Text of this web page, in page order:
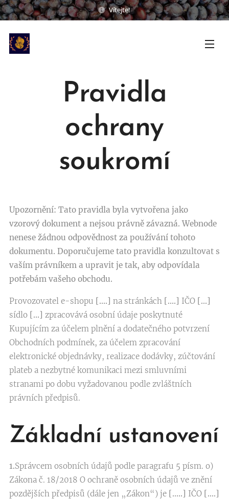
Vítejte!
Pravidla
ochrany
soukromí
Upozornění: Tato pravidla byla vytvořena jako
vzorový dokument a nejsou právně závazná. Webnode
nenese žádnou odpovědnost za používání tohoto
dokumentu. Doporučujeme tato pravidla konzultovat s
vaším právníkem a upravit je tak, aby odpovídala
potřebám vašeho obchodu.
Provozovatel e-shopu [….] na stránkách [….] IČO […]
sídlo […] zpracovává osobní údaje poskytnuté
Kupujícím za účelem plnění a dodatečného potvrzení
Obchodních podmínek, za účelem zpracování
elektronické objednávky, realizace dodávky, zúčtování
plateb a nezbytné komunikaci mezi smluvními
stranami po dobu vyžadovanou podle zvláštních
právních předpisů.
Základní ustanovení
1.Správcem osobních údajů podle paragrafu 5 písm. o)
Zákona č. 18/2018 O ochraně osobních údajů ve znění
pozdějších předpisů (dále jen „Zákon“) je […..] IČO [….]